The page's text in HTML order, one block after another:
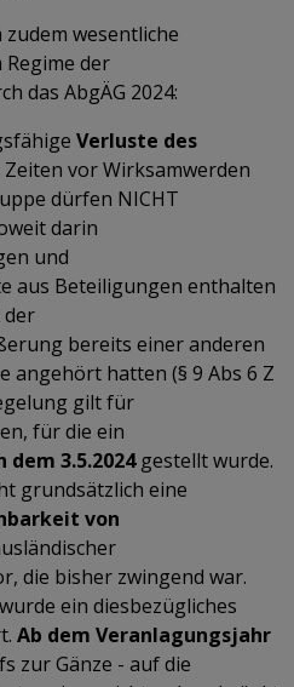
zudem wesentliche
Regime der
das AbgÄG 2024:
Verluste des
Zeiten vor Wirksamwerden
dürfen NICHT
darin
und
aus Beteiligungen enthalten
der
bereits einer anderen
angehört hatten (§ 9 Abs 6 Z
gilt für
für die ein
3.5.2024gestellt wurde.
grundsätzlich eine
von
die bisher zwingend war.
ein diesbezügliches
Ab dem Veranlagungsjahr
zur Gänze - auf die